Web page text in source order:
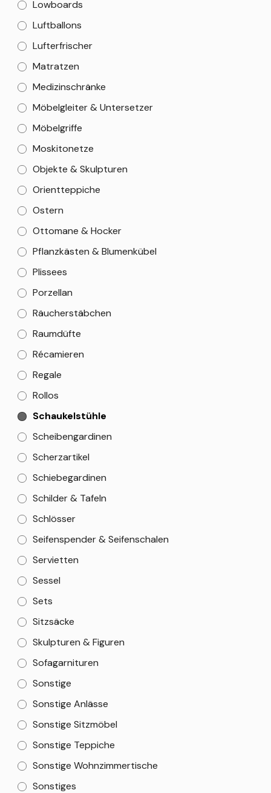
Lowboards
Luftballons
Lufterfrischer
Matratzen
Medizinschränke
Möbelgleiter & Untersetzer
Möbelgriffe
Moskitonetze
Objekte & Skulpturen
Orientteppiche
Ostern
Ottomane & Hocker
Pflanzkästen & Blumenkübel
Plissees
Porzellan
Räucherstäbchen
Raumdüfte
Récamieren
Regale
Rollos
Schaukelstühle
Scheibengardinen
Scherzartikel
Schiebegardinen
Schilder & Tafeln
Schlösser
Seifenspender & Seifenschalen
Servietten
Sessel
Sets
Sitzsäcke
Skulpturen & Figuren
Sofagarnituren
Sonstige
Sonstige Anlässe
Sonstige Sitzmöbel
Sonstige Teppiche
Sonstige Wohnzimmertische
Sonstiges